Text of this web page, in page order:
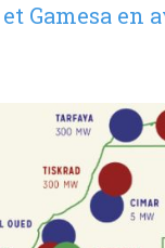
Gamesa en